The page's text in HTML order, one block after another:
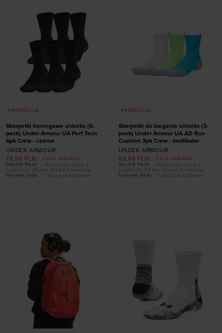
PROMOCJA
Skarpetki treningowe uniseks (6-
pack) Under Armour UA Perf Tech
6pk Crew - czarne
UNDER ARMOUR
- Cena aktualna
79,99 PLN
- Cena początkowa
119,99 PLN
99,99 PLN
- Najniższa cena z
ostatnich 30 dni przed promocją
PROMOCJA
Skarpetki do biegania uniseks (3-
pack) Under Armour UA AD Run
Cushion 3pk Crew - multikolor
UNDER ARMOUR
- Cena aktualna
89,99 PLN
- Cena początkowa
129,99 PLN
99,99 PLN
- Najniższa cena z
ostatnich 30 dni przed promocją